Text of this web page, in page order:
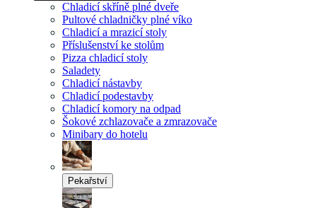
Chladicí skříně plné dveře
Pultové chladničky plné víko
Chladicí a mrazicí stoly
Příslušenství ke stolům
Pizza chladicí stoly
Saladety
Chladicí nástavby
Chladicí podestavby
Chladicí komory na odpad
Šokové zchlazovače a zmrazovače
Minibary do hotelu
Pekařství